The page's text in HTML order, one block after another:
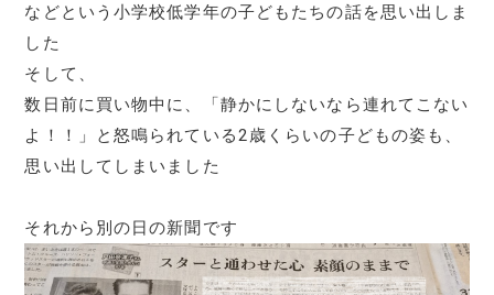
などという小学校低学年の子どもたちの話を思い出しま
した
そして、
数日前に買い物中に、「静かにしないなら連れてこない
よ！！」と怒鳴られている2歳くらいの子どもの姿も、
思い出してしまいました
それから別の日の新聞です